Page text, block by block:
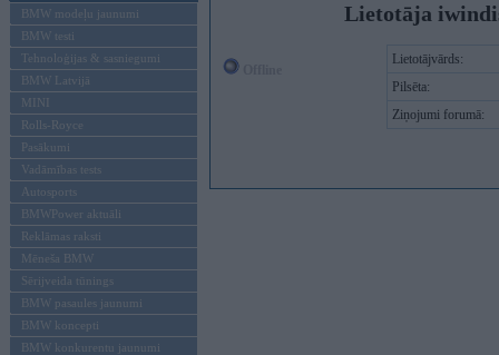
BMW modeļu jaunumi
BMW testi
Tehnoloģijas & sasniegumi
BMW Latvijā
MINI
Rolls-Royce
Pasākumi
Vadāmības tests
Autosports
BMWPower aktuāli
Reklāmas raksti
Mēneša BMW
Sērijveida tūnings
BMW pasaules jaunumi
BMW koncepti
BMW konkurentu jaunumi
Lietotāja
Lietotājvārds:
Pilsēta:
Ziņojumi forumā: